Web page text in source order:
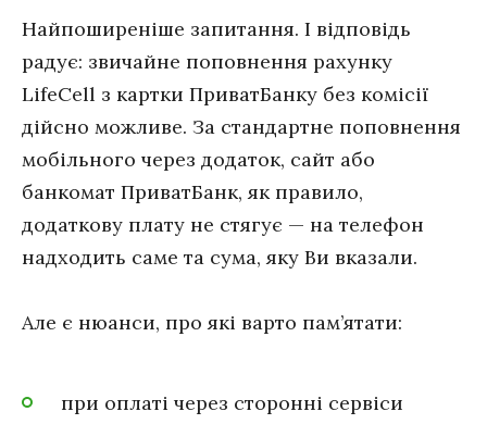
Найпоширеніше запитання. І відповідь
радує: звичайне поповнення рахунку
LifeCell з картки ПриватБанку без комісії
дійсно можливе. За стандартне поповнення
мобільного через додаток, сайт або
банкомат ПриватБанк, як правило,
додаткову плату не стягує — на телефон
надходить саме та сума, яку Ви вказали.
Але є нюанси, про які варто пам’ятати:
при оплаті через сторонні сервіси